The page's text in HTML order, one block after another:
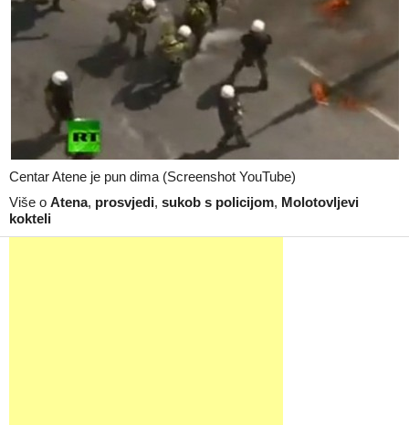
Centar Atene je pun dima (Screenshot YouTube)
Više o Atena, prosvjedi, sukob s policijom, Molotovljevi
kokteli